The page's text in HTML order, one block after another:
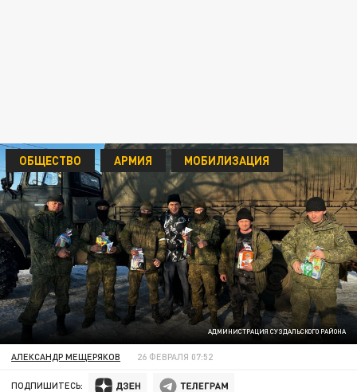
АДМИНИСТРАЦИЯ СУЗДАЛЬСКОГО РАЙОНА
ОБЩЕСТВО АРМИЯ МОБИЛИЗАЦИЯ
АЛЕКСАНДР МЕЩЕРЯКОВ 26 ФЕВРАЛЯ 07:52
ПОДПИШИТЕСЬ: